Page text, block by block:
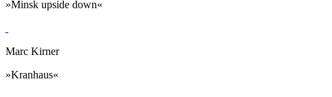
»Minsk upside down«
Marc Kirner
»Kranhaus«